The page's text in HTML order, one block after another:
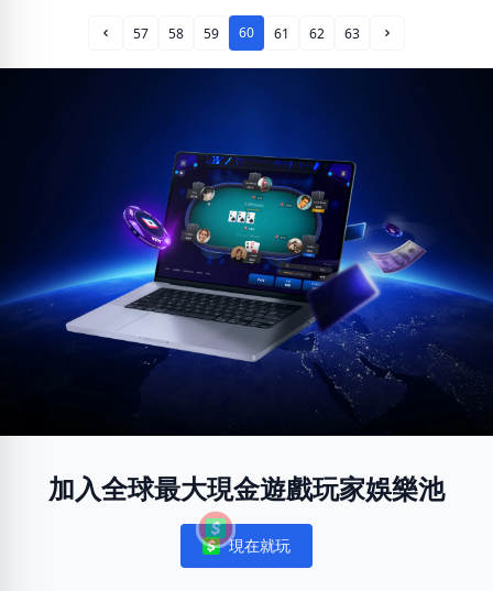
Prev Page
57 58 59 60 61 62 63 Next Page
加入全球最大現金遊戲玩家娛樂池
Notifications
現在就玩